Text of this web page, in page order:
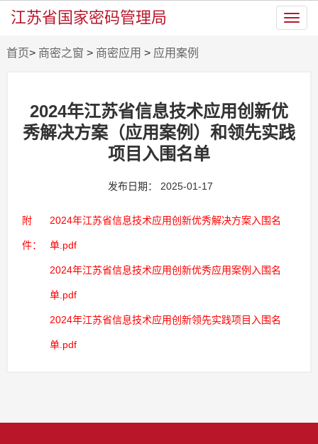
江苏省国家密码管理局
首页> 商密之窗 > 商密应用 > 应用案例
2024年江苏省信息技术应用创新优
秀解决方案（应用案例）和领先实践
项目入围名单
发布日期： 2025-01-17
附
件：
2024年江苏省信息技术应用创新优秀解决方案入围名
单.pdf
2024年江苏省信息技术应用创新优秀应用案例入围名
单.pdf
2024年江苏省信息技术应用创新领先实践项目入围名
单.pdf